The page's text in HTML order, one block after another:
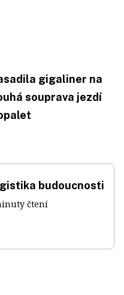
gigaliner na
souprava jezdí
budoucnosti
čtení